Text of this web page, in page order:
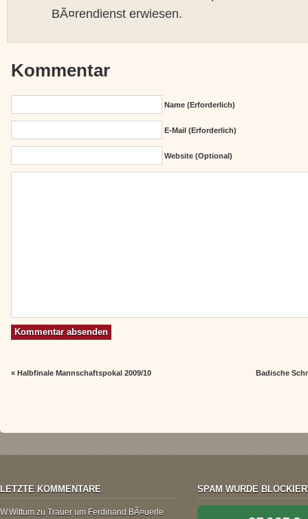
BÃ¤rendienst erwiesen.
Kommentar
Name (erforderlich)
E-Mail (erforderlich)
Website (Optional)
« Halbfinale Mannschaftspokal 2009/10 Badische
LETZTE KOMMENTARE
W.Wittum zu Trauer um Ferdinand BÃ¤uerle
SPAM WURDE